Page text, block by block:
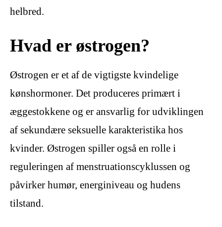
helbred.
Hvad er østrogen?
Østrogen er et af de vigtigste kvindelige
kønshormoner. Det produceres primært i
æggestokkene og er ansvarlig for udviklingen
af ​​sekundære seksuelle karakteristika hos
kvinder. Østrogen spiller også en rolle i
reguleringen af ​​menstruationscyklussen og
påvirker humør, energiniveau og hudens
tilstand.